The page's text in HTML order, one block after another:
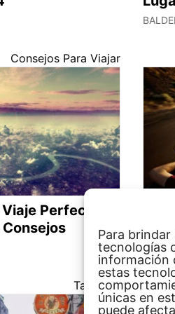
Para
tecnologías
información
estas
únicas en
puede
Consejos Para Viajar
Perfecto:
Consejos
Tailandia